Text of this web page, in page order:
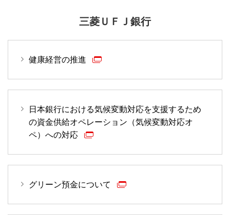
三菱ＵＦＪ銀行
健康経営の推進
日本銀行における気候変動対応を支援するため
の資金供給オペレーション（気候変動対応オ
ペ）への対応
グリーン預金について